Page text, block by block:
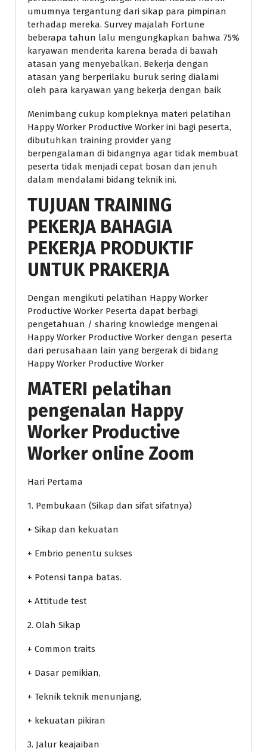
umumnya tergantung dari sikap para pimpinan
terhadap mereka. Survey majalah Fortune
beberapa tahun lalu mengungkapkan bahwa 75%
karyawan menderita karena berada di bawah
atasan yang menyebalkan. Bekerja dengan
atasan yang berperilaku buruk sering dialami
oleh para karyawan yang bekerja dengan baik
Menimbang cukup kompleknya materi pelatihan
Happy Worker Productive Worker ini bagi peserta,
dibutuhkan training provider yang
berpengalaman di bidangnya agar tidak membuat
peserta tidak menjadi cepat bosan dan jenuh
dalam mendalami bidang teknik ini.
TUJUAN TRAINING
PEKERJA BAHAGIA
PEKERJA PRODUKTIF
UNTUK PRAKERJA
Dengan mengikuti pelatihan Happy Worker
Productive Worker Peserta dapat berbagi
pengetahuan / sharing knowledge mengenai
Happy Worker Productive Worker dengan peserta
dari perusahaan lain yang bergerak di bidang
Happy Worker Productive Worker
MATERI pelatihan
pengenalan Happy
Worker Productive
Worker online Zoom
Hari Pertama
1. Pembukaan (Sikap dan sifat sifatnya)
+ Sikap dan kekuatan
+ Embrio penentu sukses
+ Potensi tanpa batas.
+ Attitude test
2. Olah Sikap
+ Common traits
+ Dasar pemikian,
+ Teknik teknik menunjang,
+ kekuatan pikiran
3. Jalur keajaiban